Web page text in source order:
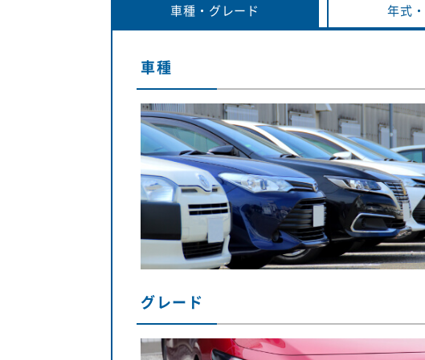
車種・ グレード 年式・
車種
グレード